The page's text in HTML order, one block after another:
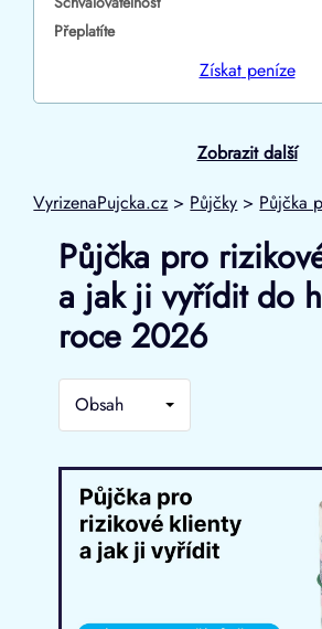
Přeplatíte
Získatpeníze
Zobrazit další
VyrizenaPujcka.cz > Půjčky > Půjčka
Půjčka pro
a jak ji vyřídit do
roce 2026
Obsah